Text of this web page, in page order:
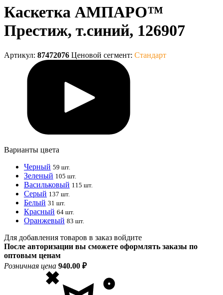
Каскетка АМПАРО™
Престиж, т.синий, 126907
Артикул: 87472076 Ценовой сегмент: Стандарт
Варианты цвета
Черный 59 шт.
Зеленый 105 шт.
Васильковый 115 шт.
Серый 137 шт.
Белый 31 шт.
Красный 64 шт.
Оранжевый 83 шт.
Для добавления товаров в заказ войдите
После авторизации вы сможете оформлять заказы по
оптовым ценам
Розничная цена 940.00 ₽